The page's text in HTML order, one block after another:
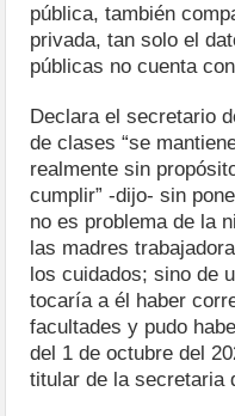
pública, también
privada, tan solo el
públicas no cuenta
Declara el secretario
de clases “se
realmente sin
cumplir” -dijo- sin
no es problema de la
las madres
los cuidados; sino de
tocaría a él haber
facultades y pudo
del 1 de octubre del
titular de la secretaria